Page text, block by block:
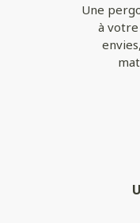
Une
à votre